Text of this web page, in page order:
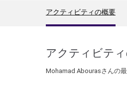
アクティビティの概要
アクティビテ
Mohamad Abourasさんの